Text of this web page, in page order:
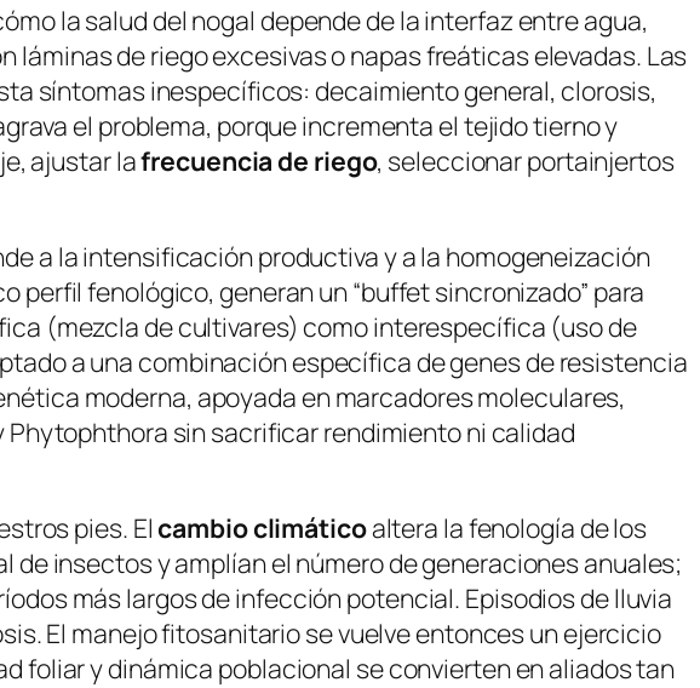
la salud del nogal depende de la interfaz entre agua,
de riego excesivas o napas freáticas elevadas. Las
síntomas inespecíficos: decaimiento general, clorosis,
el problema, porque incrementa el tejido tierno y
ajustar lafrecuencia de riego, seleccionar portainjertos
a la intensificación productiva y a la homogeneización
fenológico, generan un “buffet sincronizado” para
(mezcla de cultivares) como interespecífica (uso de
a una combinación específica de genes de resistencia
moderna, apoyada en marcadores moleculares,
Phytophthora sin sacrificar rendimiento ni calidad
pies. Elcambio climáticoaltera la fenología de los
de insectos y amplían el número de generaciones anuales;
más largos de infección potencial. Episodios de lluvia
El manejo fitosanitario se vuelve entonces un ejercicio
foliar y dinámica poblacional se convierten en aliados tan